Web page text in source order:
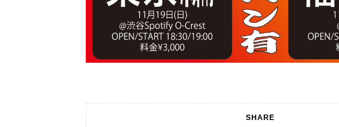
SHARE